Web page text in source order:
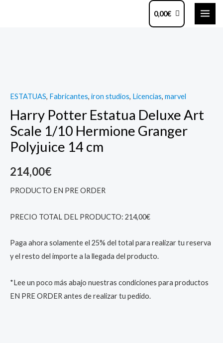
0,00€
ESTATUAS, Fabricantes, iron studios, Licencias, marvel
Harry Potter Estatua Deluxe Art
Scale 1/10 Hermione Granger
Polyjuice 14 cm
214,00€
PRODUCTO EN PRE ORDER
PRECIO TOTAL DEL PRODUCTO: 214,00€
Paga ahora solamente el 25% del total para realizar tu reserva
y el resto del importe a la llegada del producto.
*Lee un poco más abajo nuestras condiciones para productos
EN PRE ORDER antes de realizar tu pedido.
Art
Scale
1/10
Hermione
Granger
Polyjuice
cm